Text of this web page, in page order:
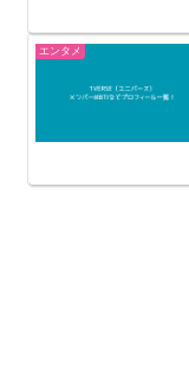
エンタメ